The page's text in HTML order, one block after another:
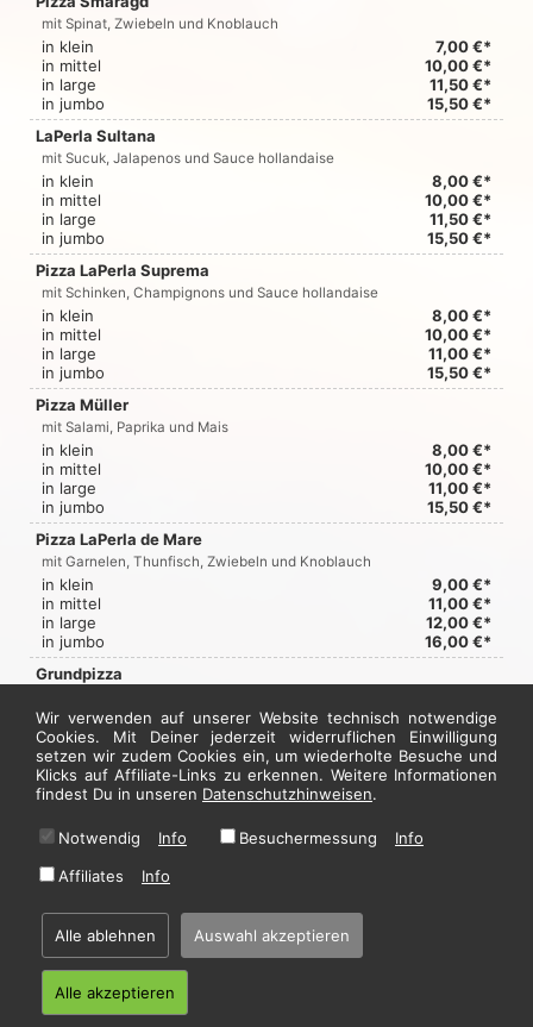
mit Spinat, Zwiebeln und Knoblauch
in klein
7,00 €*
in mittel
10,00 €*
in large
11,50 €*
in jumbo
15,50 €*
LaPerla Sultana
mit Sucuk, Jalapenos und Sauce hollandaise
in klein
8,00 €*
in mittel
10,00 €*
in large
11,50 €*
in jumbo
15,50 €*
Pizza LaPerla Suprema
mit Schinken, Champignons und Sauce hollandaise
in klein
8,00 €*
in mittel
10,00 €*
in large
11,00 €*
in jumbo
15,50 €*
Pizza Müller
mit Salami, Paprika und Mais
in klein
8,00 €*
in mittel
10,00 €*
in large
11,00 €*
in jumbo
15,50 €*
Pizza LaPerla de Mare
mit Garnelen, Thunfisch, Zwiebeln und Knoblauch
in klein
9,00 €*
in mittel
11,00 €*
in large
12,00 €*
in jumbo
16,00 €*
Grundpizza
in klein
6,00 €*
in mittel
8,00 €*
in large
9,50 €*
in jumbo
11,50 €*
Jetzt hier bestellen
* Alle Preise in Euro inkl. gesetzl. MwSt. Abbildungen können ggf. abweichen.
Informationen zu Inhalts- und Zusatzstoffen finden Sie unter
Home
Wir verwenden auf unserer Website technisch notwendige
Cookies. Mit Deiner jederzeit widerruflichen Einwilligung
setzen wir zudem Cookies ein, um wiederholte Besuche und
Klicks auf Affiliate-Links zu erkennen. Weitere Informationen
findest Du in unseren Datenschutzhinweisen.
Notwendig Info Besuchermessung
Info
Affiliates
Info
Alle ablehnen Auswahl akzeptieren
Alle akzeptieren